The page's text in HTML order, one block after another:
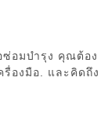
ซ่อมบำรุง คุณต้อง
องมือ. และคิดถึง